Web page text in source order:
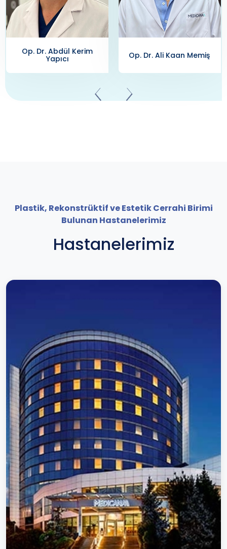
Op. Dr. Ali Kaan Memiş
Plastik, Rekonstrüktif ve Estetik Cerrahi Birimi
Bulunan Hastanelerimiz
Hastanelerimiz